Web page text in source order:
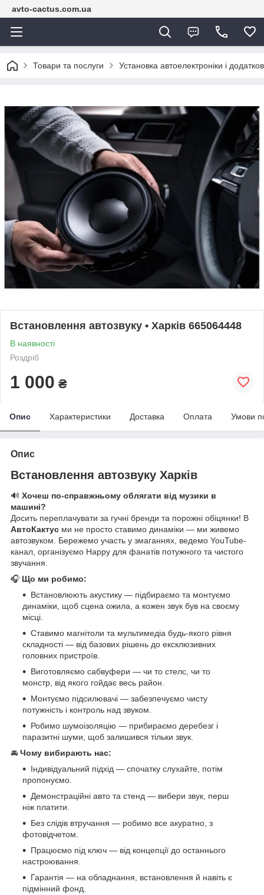
avto-cactus.com.ua
Товари та послуги Установка автоелектроніки і
Встановлення автозвуку • Харків 665064448
В наявності
Роздріб
1 000 ₴
Опис Характеристики Доставка Оплата Умови
Опис
Встановлення автозвуку Харків
🔊 Хочеш по-справжньому облягати від музики в
машині?
Досить переплачувати за гучні бренди та порожні обіцянки! В
АвтоКактус ми не просто ставимо динаміки — ми живемо
автозвуком. Бережемо участь у змаганнях, ведемо YouTube-
канал, організуємо Happy для фанатів потужного та чистого
звучання.
🎧 Що ми робимо:
Встановлюють акустику — підбираємо та монтуємо
динаміки, щоб сцена ожила, а кожен звук був на своєму
місці.
Ставимо магнітоли та мультимедіа будь-якого рівня
складності — від базових рішень до ексклюзивних
головних пристроїв.
Виготовляємо сабвуфери — чи то стелс, чи то
монстр, від якого гойдає весь район.
Монтуємо підсилювачі — забезпечуємо чисту
потужність і контроль над звуком.
Робимо шумоізоляцію — прибираємо деребезг і
паразитні шуми, щоб залишився тільки звук.
🚘 Чому вибирають нас:
Індивідуальний підхід — спочатку слухайте, потім
пропонуємо.
Демонстраційні авто та стенд — вибери звук, перш
ніж платити.
Без слідів втручання — робимо все акуратно, з
фотовідчетом.
Працюємо під ключ — від концепції до останнього
настроювання.
Гарантія — на обладнання, встановлення й навіть є
підмінний фонд.